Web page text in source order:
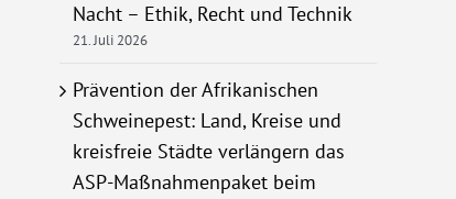
Nacht – Ethik, Recht und Technik
21. Juli 2026
Prävention der Afrikanischen
Schweinepest: Land, Kreise und
kreisfreie Städte verlängern das
ASP-Maßnahmenpaket beim